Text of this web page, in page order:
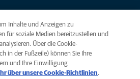
mit Notfallservice. Weil Ihr Tier die beste
Inhalte und Anzeigen zu
für soziale Medien bereitzustellen und
Über die Cookie-
in der Fußzeile) können Sie Ihre
und Ihre Einwilligung
über unsere Cookie-Richtlinien(opens
.